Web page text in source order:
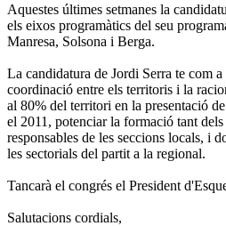
Aquestes últimes setmanes la
els eixos programàtics del seu
Manresa, Solsona i Berga.
La candidatura de Jordi Serra te com
coordinació entre els territoris i la
al 80% del territori en la presentació
el 2011, potenciar la formació tant dels
responsables de les seccions locals, i
les sectorials del partit a la regional.
Tancarà el congrés el President
Salutacions cordials,